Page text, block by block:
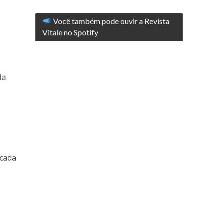
Você também pode ouvir a Revista
Vitale no Spotify